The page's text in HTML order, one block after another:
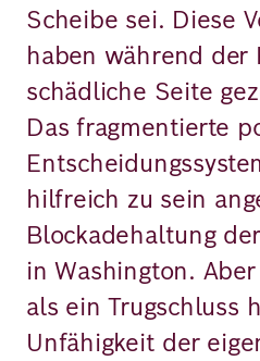
Scheibe sei. Diese
haben während der
schädliche Seite
Das fragmentierte
hilfreich zu sein
Blockadehaltung
in Washington.
als ein Trugschluss
Unfähigkeit der